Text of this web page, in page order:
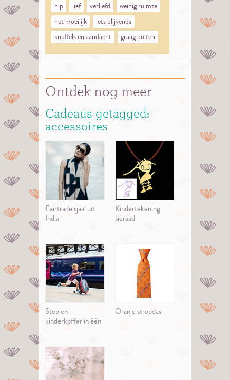
hip
lief verliefd
weinig ruimte
het moeilijk
iets blijvends
knuffels en aandacht
graag buiten
Ontdek nog meer
Cadeaus getagged:
accessoires
Fairtrade sjaal uit
India
Kindertekening
sieraad
Step en
kinderkoffer in één
Oranje stropdas